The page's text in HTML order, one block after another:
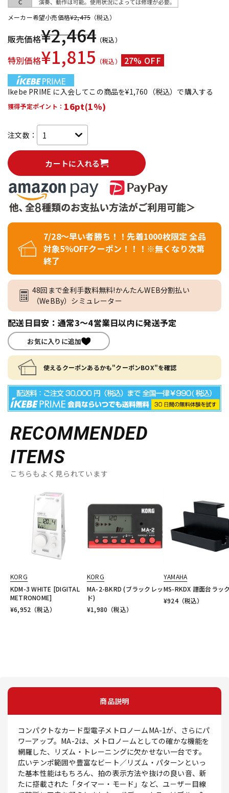
メーカー希望小売価格¥2,475 （税込）
販売価格¥2,464 （税込）
特別価格¥1,815 （税込） 27% OFF
Ikebe PRIME に入会してこの商品を¥1,760（税込）で購入する
獲得予定ポイント： 16pt(1%)
注文数：
カートに入れる
7/28～早い者勝ち！！先着1000枚限定 全品
対象5％OFFクーポン！！！※無くなり次第
終了
48回まで金利手数料無料!かんたんWEB分割払い
（WeBBy）シミュレーター
配送日目安：通常3～4営業日以内に発送予定
お気に入りに追加
使えるクーポンあるかも"クーポンBOX"を確認
RECOMMENDED
ITEMS
こちらもよく見られています
KORG
KDM-3 WHITE [DIGITAL
METRONOME]
¥6,952 （税込）
KORG
MA-2-BKRD (ブラックレッ
ド)
¥1,980 （税込）
YAMAHA
MS-RKDX 譜面台ラッ
¥924（税込）
商品説明
コンパクトなカード型電子メトロノームMA-1が、さらにパ
ワーアップ。MA-2は、メトロノームとしての確かな機能を
網羅した、リズム・トレーニングに欠かせない一台です。
広いテンポ範囲や豊富なビート／リズム・パターンといっ
た基本性能はもちろん、拍の表示方法や抜けの良い音、新
たに搭載された「タイマー・モード」など、ユ－ザー目線